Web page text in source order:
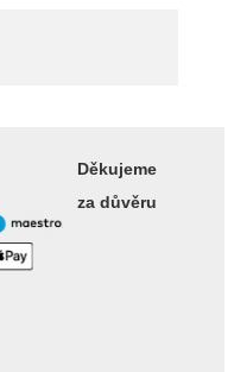
Děkujeme
za důvěru